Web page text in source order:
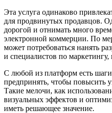
Эта услуга одинаково
для продвинутых продавцов.
дорогой и отнимать много
электронной коммерции. По
может потребоваться нанять
и специалистов по
С любой из платформ есть
предпринять, чтобы повысить
Такие мелочи, как
визуальных эффектов и
иметь решающее значение.